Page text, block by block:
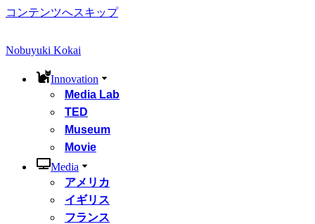
コンテンツへスキップ
Nobuyuki Kokai
Innovation
Media Lab
TED
Museum
Movie
Media
アメリカ
イギリス
フランス